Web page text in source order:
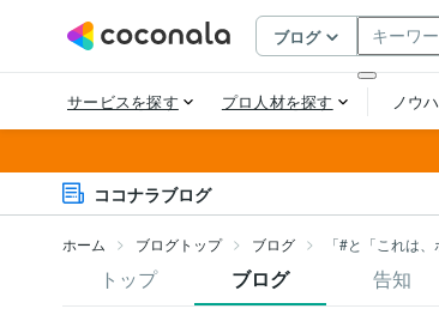
ココナラブログ
ホーム ブログトップ ブログ 「#と「これは
トップ ブログ 告知